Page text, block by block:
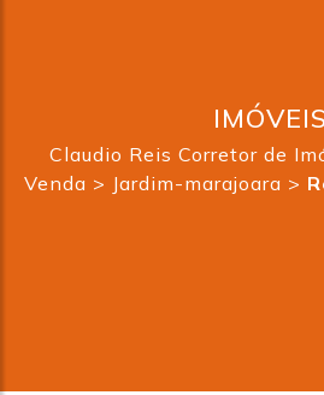
IMÓVEIS
Claudio Reis Corretor de
Venda > Jardim-marajoara >